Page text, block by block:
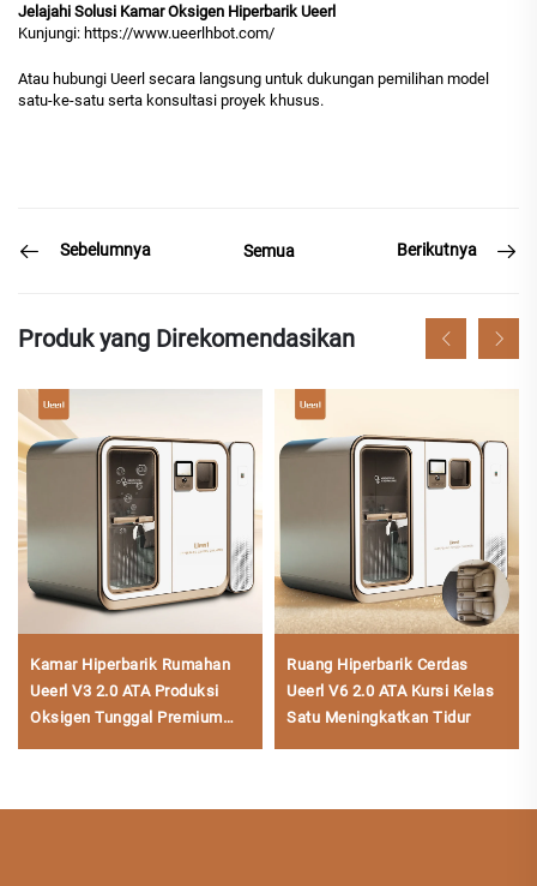
Jelajahi Solusi Kamar Oksigen Hiperbarik Ueerl
Kunjungi: https://www.ueerlhbot.com/
Atau hubungi Ueerl secara langsung untuk dukungan pemilihan model
satu-ke-satu serta konsultasi proyek khusus.
Sebelumnya Semua Berikutnya
Produk yang Direkomendasikan
Kamar Hiperbarik Rumahan
Ueerl V3 2.0 ATA Produksi
Oksigen Tunggal Premium
Ruang Hiperbarik Cerdas
Ueerl V6 2.0 ATA Kursi Kelas
Satu Meningkatkan Tidur